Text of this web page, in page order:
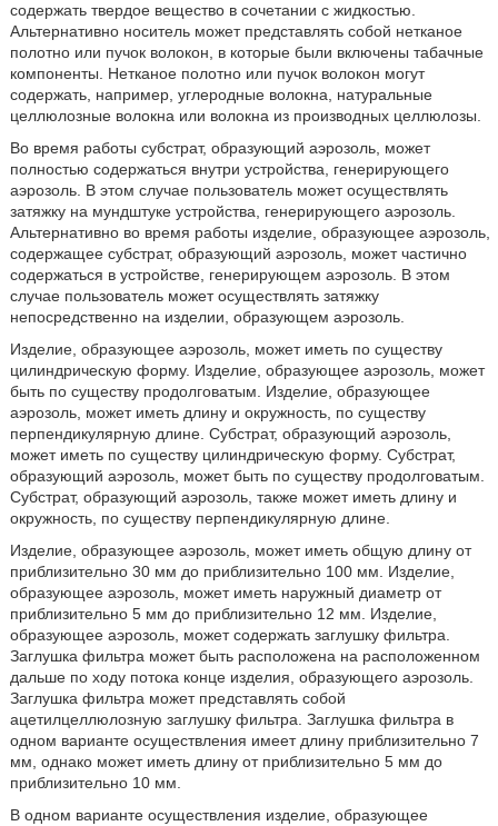
содержать твердое вещество в сочетании с жидкостью.
Альтернативно носитель может представлять собой нетканое
полотно или пучок волокон, в которые были включены табачные
компоненты. Нетканое полотно или пучок волокон могут
содержать, например, углеродные волокна, натуральные
целлюлозные волокна или волокна из производных целлюлозы.
Во время работы субстрат, образующий аэрозоль, может
полностью содержаться внутри устройства, генерирующего
аэрозоль. В этом случае пользователь может осуществлять
затяжку на мундштуке устройства, генерирующего аэрозоль.
Альтернативно во время работы изделие, образующее аэрозоль,
содержащее субстрат, образующий аэрозоль, может частично
содержаться в устройстве, генерирующем аэрозоль. В этом
случае пользователь может осуществлять затяжку
непосредственно на изделии, образующем аэрозоль.
Изделие, образующее аэрозоль, может иметь по существу
цилиндрическую форму. Изделие, образующее аэрозоль, может
быть по существу продолговатым. Изделие, образующее
аэрозоль, может иметь длину и окружность, по существу
перпендикулярную длине. Субстрат, образующий аэрозоль,
может иметь по существу цилиндрическую форму. Субстрат,
образующий аэрозоль, может быть по существу продолговатым.
Субстрат, образующий аэрозоль, также может иметь длину и
окружность, по существу перпендикулярную длине.
Изделие, образующее аэрозоль, может иметь общую длину от
приблизительно 30 мм до приблизительно 100 мм. Изделие,
образующее аэрозоль, может иметь наружный диаметр от
приблизительно 5 мм до приблизительно 12 мм. Изделие,
образующее аэрозоль, может содержать заглушку фильтра.
Заглушка фильтра может быть расположена на расположенном
дальше по ходу потока конце изделия, образующего аэрозоль.
Заглушка фильтра может представлять собой
ацетилцеллюлозную заглушку фильтра. Заглушка фильтра в
одном варианте осуществления имеет длину приблизительно 7
мм, однако может иметь длину от приблизительно 5 мм до
приблизительно 10 мм.
В одном варианте осуществления изделие, образующее